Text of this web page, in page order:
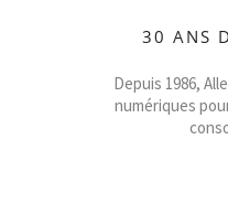
30 ANS
Depuis 1986,
numériques